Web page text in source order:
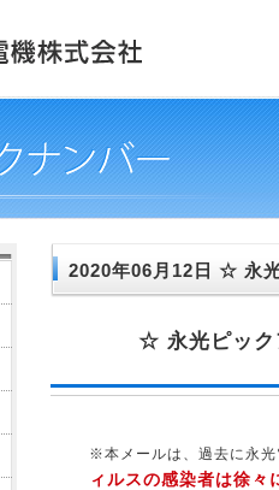
2020年06月12日 ☆ 永
☆ 永光ピック
※本メールは、過去に永
ィルスの感染者は徐々